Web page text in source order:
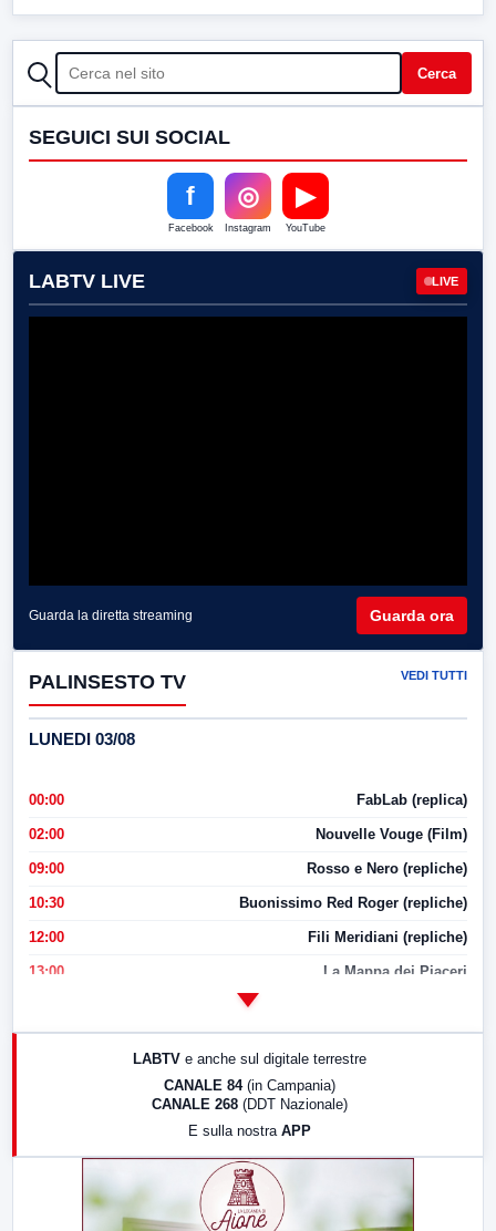
CERCA Cerca
SEGUICI SUI SOCIAL
f
Facebook
◎
Instagram
▶
YouTube
LABTV LIVE LIVE
Guarda la diretta streaming Guarda ora
PALINSESTO TV VEDI TUTTI
LUNEDI 03/08
00:00 FabLab (replica)
02:00 Nouvelle Vouge (Film)
09:00 Rosso e Nero (repliche)
10:30 Buonissimo Red Roger (repliche)
12:00 Fili Meridiani (repliche)
13:00 La Mappa dei Piaceri
LABTV e anche sul digitale terrestre
CANALE 84 (in Campania)
CANALE 268 (DDT Nazionale)
E sulla nostra APP